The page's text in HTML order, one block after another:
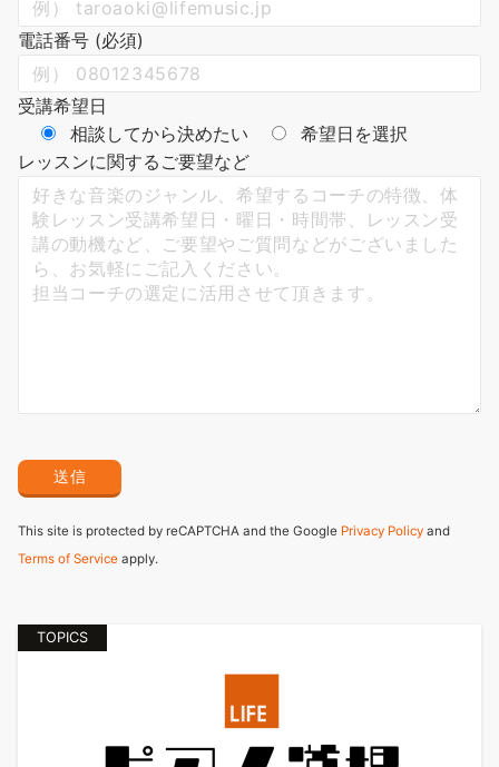
電話番号 (必須)
受講希望日
相談してから決めたい
希望日を選択
レッスンに関するご要望など
This site is protected by reCAPTCHA and the Google Privacy Policy and
Terms of Service apply.
TOPICS